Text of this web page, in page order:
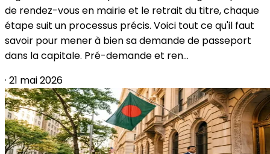
de rendez-vous en mairie et le retrait du titre, chaque
étape suit un processus précis. Voici tout ce qu'il faut
savoir pour mener à bien sa demande de passeport
dans la capitale. Pré-demande et ren...
· 21 mai 2026